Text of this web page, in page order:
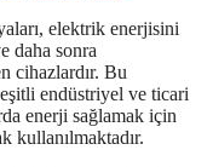
elektrik enerjisini
daha sonra
cihazlardır. Bu
endüstriyel ve ticari
enerji sağlamak için
kullanılmaktadır.